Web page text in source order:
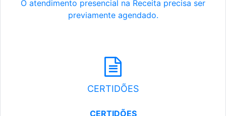
O atendimento presencial na Receita precisa ser
previamente agendado.
CERTIDÕES
CERTIDÕES